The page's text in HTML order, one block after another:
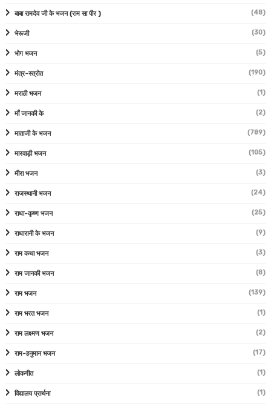
बाबा रामदेव जी के भजन (राम सा पीर ) (48)
भेरूजी (30)
भोग भजन (5)
मंत्र-स्त्रोत (190)
मराठी भजन (1)
माँ जानकी के (2)
माताजी के भजन (789)
मारवाड़ी भजन (105)
मीरा भजन (3)
राजस्थानी भजन (24)
राधा-कृष्ण भजन (25)
राधारानी के भजन (9)
राम कथा भजन (3)
राम जानकी भजन (8)
राम भजन (139)
राम भरत भजन (1)
राम लक्ष्मण भजन (2)
राम-हनुमान भजन (17)
लोकगीत (1)
विद्यालय प्रार्थना (1)